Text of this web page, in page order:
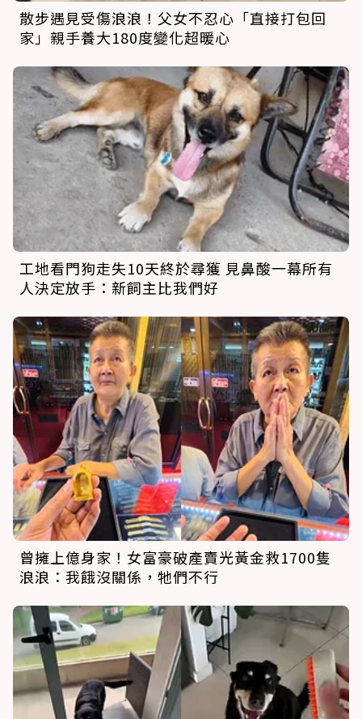
散步遇見受傷浪浪！父女不忍心「直接打包回
家」親手養大180度變化超暖心
工地看門狗走失10天終於尋獲 見鼻酸一幕所有
人決定放手：新飼主比我們好
曾擁上億身家！女富豪破產賣光黃金救1700隻
浪浪：我餓沒關係，牠們不行